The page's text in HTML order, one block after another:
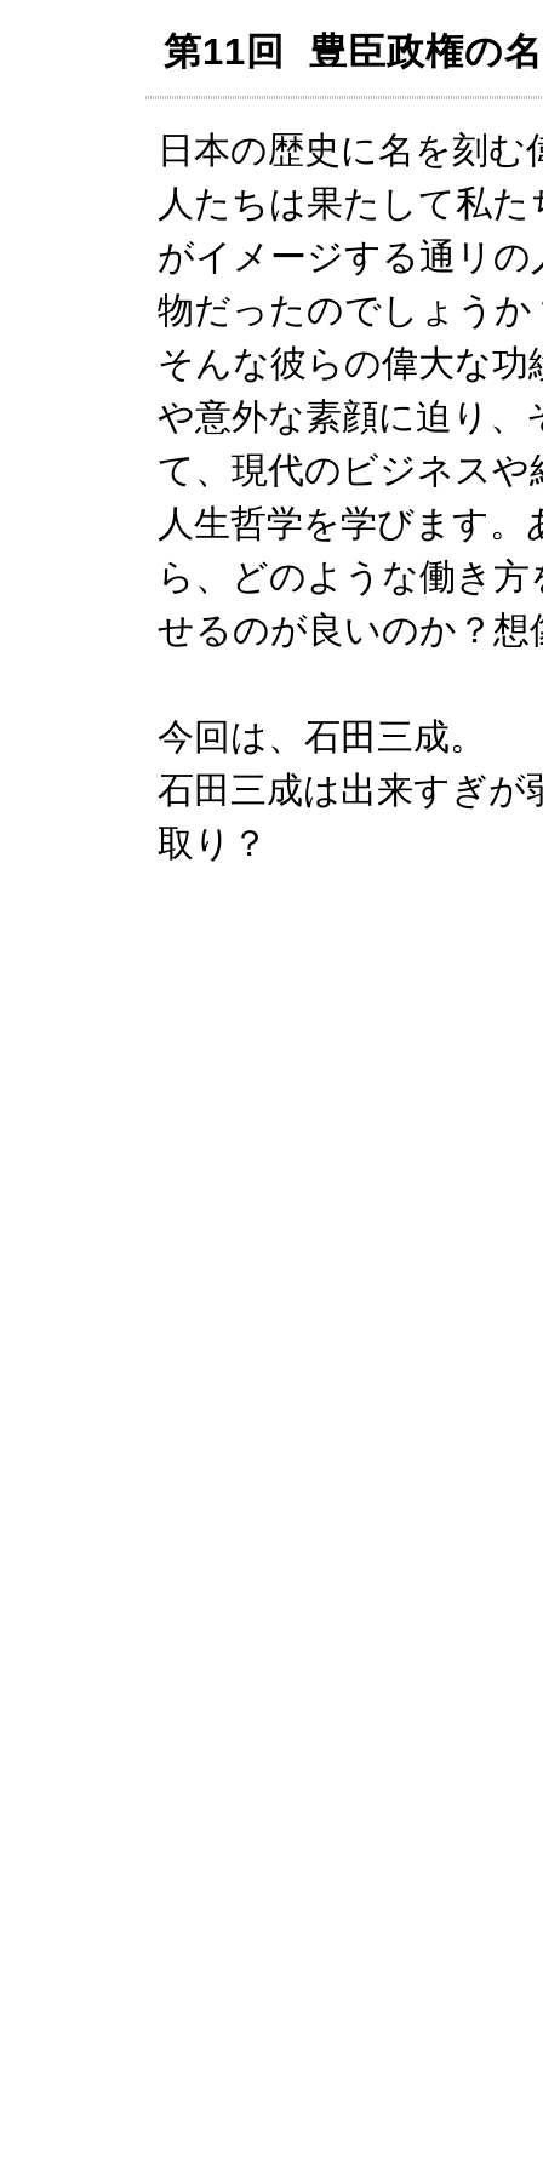
第11回 豊臣政権の
日本の歴史に名を刻む
人たちは果たして私た
がイメージする通リの
物だったのでしょうか
そんな彼らの偉大な功
や意外な素顔に迫り
て、現代のビジネス
人生哲学を学びます
ら、どのような働き
せるのが良いのか？
今回は、石田三成。
石田三成は出来すぎが
取り？